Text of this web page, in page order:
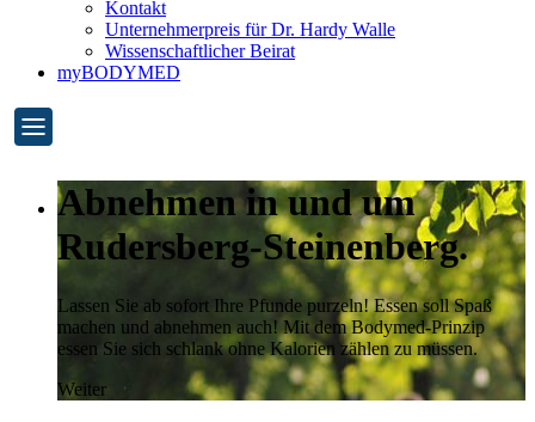
Kontakt
Unternehmerpreis für Dr. Hardy Walle
Wissenschaftlicher Beirat
myBODYMED
Abnehmen in und um
Rudersberg-Steinenberg.
Lassen Sie ab sofort Ihre Pfunde purzeln! Essen soll Spaß
machen und abnehmen auch! Mit dem Bodymed-Prinzip
essen Sie sich schlank ohne Kalorien zählen zu müssen.
Weiter